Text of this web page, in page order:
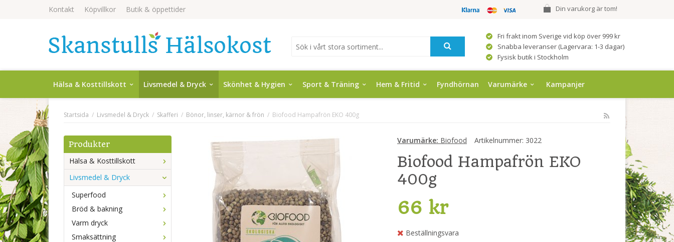
Kontakt Köpvillkor Butik & öppettider Din varukorg är tom!
Fri frakt inom Sverige vid köp över 999 kr
Snabba leveranser (Lagervara: 1-3 dagar)
Fysisk butik i Stockholm
Hälsa & Kosttillskott Livsmedel & Dryck Skönhet & Hygien Sport & Träning Hem & Fritid Fyndhörnan Varumärke Kampanjer
Startsida / Livsmedel & Dryck / Skafferi / Bönor, linser, kärnor & frön / Biofood Hampafrön EKO 400g
Produkter
Hälsa & Kosttillskott
Livsmedel & Dryck
Superfood
Bröd & bakning
Varm dryck
Smaksättning
Varumärke: Biofood Artikelnummer: 3022
Biofood Hampafrön EKO
400g
66 kr
Beställningsvara